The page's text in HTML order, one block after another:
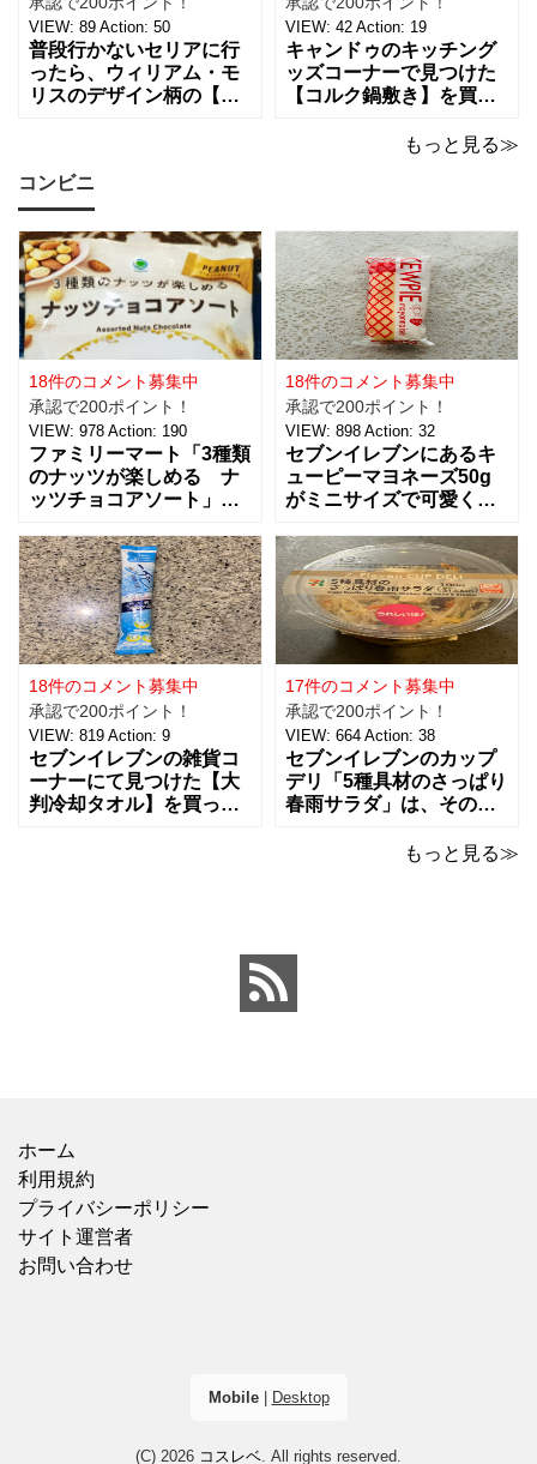
VIEW: 89 Action: 50
普段行かないセリアに行
ったら、ウィリアム・モ
リスのデザイン柄の【包
いました。買えないと思
っていたので嬉しい。 サ
イズは、約幅760㎜ x 高
さ530㎜。2枚入っている
ので
VIEW: 42 Action: 19
キャンドゥのキッチング
ッズコーナーで見つけた
【コルク鍋敷き】を買っ
ている鍋敷きは木製のも
に100円ショップの100円
商品にはなかったため、
こちらのコル
もっと見る≫
コンビニ
18件のコメント募集中
承認で200ポイント！
VIEW: 978 Action: 190
ファミリーマート「3種類
のナッツが楽しめる ナ
ッツチョコアソート」を
て、ワインに合わせた
り、ちょっとした休憩時
間にもおすすめ！！ 税込
238円で、３種類（アー
モンド、ピーナッツ、ヘ
ーゼルナッツ）×４個ずつ
入ったチョコアソ
18件のコメント募集中
承認で200ポイント！
VIEW: 898 Action: 32
セブンイレブンにあるキ
ューピーマヨネーズ50g
がミニサイズで可愛く
した。 お味は容器が小さ
くなっただけで、定番と
同じ味で美味しいです。
マヨネーズは好みがそれ
ぞれあるようなのですけ
ど、私はキューピー派。
ただここ最近は健
18件のコメント募集中
承認で200ポイント！
VIEW: 819 Action: 9
セブンイレブンの雑貨コ
ーナーにて見つけた【大
判冷却タオル】を買って
17件のコメント募集中
承認で200ポイント！
VIEW: 664 Action: 38
セブンイレブンのカップ
デリ「5種具材のさっぱり
春雨サラダ」は、その名
わいで、食欲がないとき
した食感と、具材
もっと見る≫
ホーム
利用規約
プライバシーポリシー
サイト運営者
お問い合わせ
Mobile| Desktop
(C) 2026 コスレベ . All rights reserved.